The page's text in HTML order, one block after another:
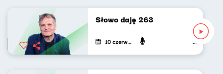
Słowo daję 263
10 czerwca 2026 Jarosław